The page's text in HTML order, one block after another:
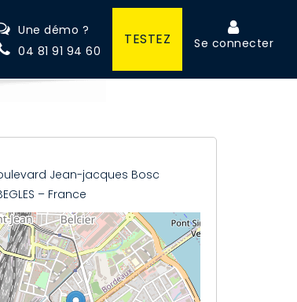
Une démo ?
04 81 91 94 60
TESTEZ Se connecter
Jean-jacques Bosc
– France